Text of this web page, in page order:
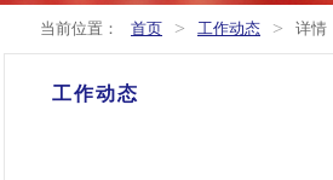
当前位置： 首页 > 工作动态 > 详情
工作动态